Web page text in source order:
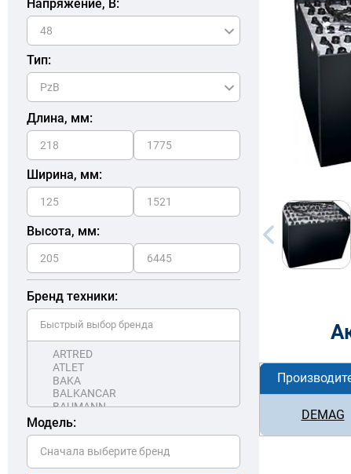
Напряжение, В:
Тип:
Длина, мм:
Ширина, мм:
Высота, мм:
Бренд техники:
Модель:
Сначала выберите бренд
DEMAG